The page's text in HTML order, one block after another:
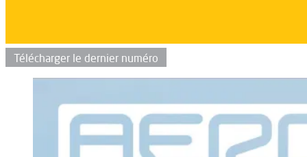
Télécharger le dernier numéro